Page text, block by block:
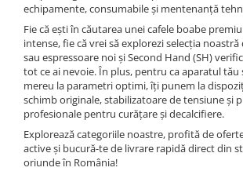
echipamente, consumabile și mentenanță
Fie că ești în căutarea unei cafele boabe
intense, fie că vrei să explorezi selecția
sau espressoare noi și Second Hand (SH)
tot ce ai nevoie. În plus, pentru ca aparatul tău
mereu la parametri optimi, îți punem la
schimb originale, stabilizatoare de tensiune și
profesionale pentru curățare și decalcifiere.
Explorează categoriile noastre, profită de
active și bucură-te de livrare rapidă direct din
oriunde în România!